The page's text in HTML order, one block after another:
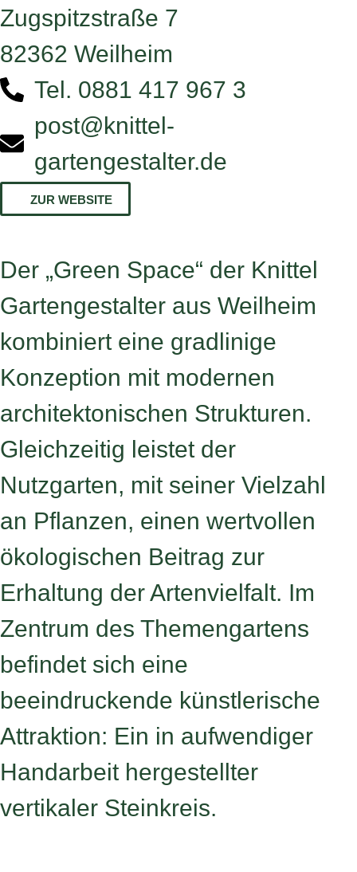
Zugspitzstraße 7
82362 Weilheim
Tel. 0881 417 967 3
post@knittel-
gartengestalter.de
ZUR WEBSITE
Der „Green Space“ der Knittel
Gartengestalter aus Weilheim
kombiniert eine gradlinige
Konzeption mit modernen
architektonischen Strukturen.
Gleichzeitig leistet der
Nutzgarten, mit seiner Vielzahl
an Pflanzen, einen wertvollen
ökologischen Beitrag zur
Erhaltung der Artenvielfalt. Im
Zentrum des Themengartens
befindet sich eine
beeindruckende künstlerische
Attraktion: Ein in aufwendiger
Handarbeit hergestellter
vertikaler Steinkreis.